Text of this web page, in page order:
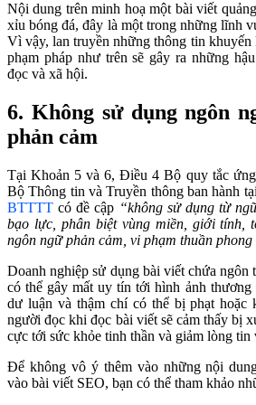
Nội dung trên minh hoạ một bài viết
xỉu bóng đá, đây là một trong những lĩnh
Vì vậy, lan truyền những thông tin khuyến
phạm pháp như trên sẽ gây ra những
đọc và xã hội.
6. Không sử dụng ngôn
phản cảm
Tại Khoản 5 và 6, Điều 4 Bộ quy tắc
Bộ Thông tin và Truyền thông ban hành tại
BTTTT có đề cập “không sử dụng từ
bạo lực, phân biệt vùng miền, giới tính,
ngôn ngữ phản cảm, vi phạm thuần phong
Doanh nghiệp sử dụng bài viết chứa ngôn
có thể gây mất uy tín tới hình ảnh thương
dư luận và thậm chí có thể bị phạt hoặc
người đọc khi đọc bài viết sẽ cảm thấy bị
cực tới sức khỏe tinh thần và giảm lòng tin
Để không vô ý thêm vào những nội
vào bài viết SEO, bạn có thể tham khảo